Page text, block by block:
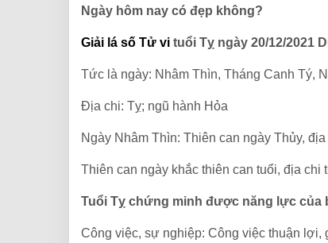
Ngày hôm nay có đẹp không?
Giải lá số Tử vi tuổi Tỵ ngày 20/12/2021
Tức là ngày: Nhâm Thìn, Tháng Canh Tý,
Địa chi: Tỵ; ngũ hành Hỏa
Ngày Nhâm Thìn: Thiên can ngày Thủy,
Thiên can ngày khắc thiên can tuổi, địa chi
Tuổi Tỵ chứng minh được năng lực của
Công việc, sự nghiệp: Công việc thuận lợi,